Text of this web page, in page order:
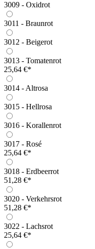
3009 - Oxidrot
3011 - Braunrot
3012 - Beigerot
3013 - Tomatenrot
25,64 €*
3014 - Altrosa
3015 - Hellrosa
3016 - Korallenrot
3017 - Rosé
25,64 €*
3018 - Erdbeerrot
51,28 €*
3020 - Verkehrsrot
51,28 €*
3022 - Lachsrot
25,64 €*